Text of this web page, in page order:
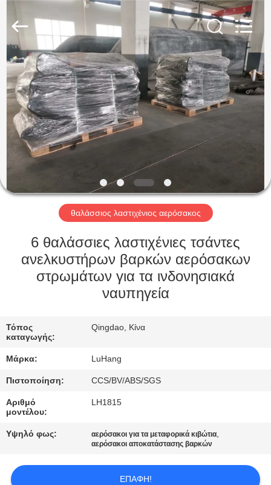
ΣΠΊΤΙ
ΠΡΟΪΌΝΤΑ
ΣΧΕΤΙΚΆ
ΕΜΆΣ
ΕΠΙΣΚΈΨΕΙΣ
ΣΤΟ
ΕΡΓΟΣΤΆΣΙΟ
ΕΠΙΚΟΙΝΩΝΉΣΤΕ
ΜΑΖΊ
ΜΑΣ
ΖΗΤΉΣΤΕ
ΠΡΟΣΦΟΡΆ
Fender
Rights
Reserved.
θαλάσσιος λαστιχένιος αερόσακος
6 θαλάσσιες λαστιχένιες τσάντες
ανελκυστήρων βαρκών αερόσακων
στρωμάτων για τα ινδονησιακά
ναυπηγεία
Τόπος
καταγωγής:
Qingdao, Κίνα
Μάρκα: LuHang
Πιστοποίηση: CCS/BV/ABS/SGS
Αριθμό
μοντέλου:
LH1815
Υψηλό φως: αερόσακοι για τα μεταφορικά κιβώτια,
αερόσακοι αποκατάστασης βαρκών
ΕΠΑΦΉ!